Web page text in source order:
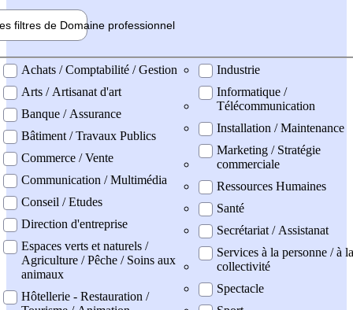
filtres de Domaine professionnel
professionel
Achats / Comptabilité / Gestion
Arts / Artisanat d'art
Banque / Assurance
Bâtiment / Travaux Publics
Commerce / Vente
Communication / Multimédia
Conseil / Etudes
Direction d'entreprise
Espaces verts et naturels /
Agriculture / Pêche / Soins aux
animaux
Hôtellerie - Restauration /
Industrie
Informatique /
Télécommunication
Installation / Maintenance
Marketing / Stratégie
commerciale
Ressources Humaines
Santé
Secrétariat / Assistanat
Services à la personne / à la
collectivité
Spectacle